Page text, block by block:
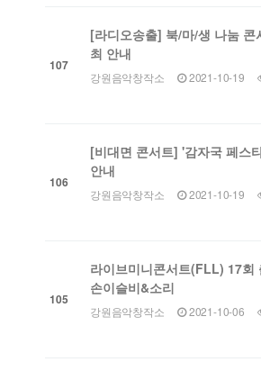
107
[라디오송출] 북/마/생 나눔 콘
최 안내
강원음악창작소 2021-10-19
106
[비대면 콘서트] '감자국 페스
안내
강원음악창작소 2021-10-19
105
라이브미니콘서트(FLL) 17회
손이슬비&소리
강원음악창작소 2021-10-06